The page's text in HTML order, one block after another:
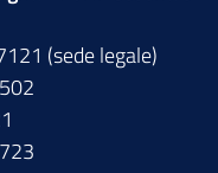
(sede legale)